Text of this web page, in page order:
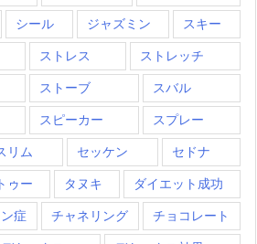
シール ジャズミン スキー
ストレス ストレッチ
ストーブ スバル
スピーカー スプレー
リム セッケン セドナ
ゥー タヌキ ダイエット成功
症 チャネリング チョコレート